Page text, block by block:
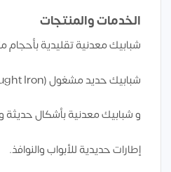
الخدمات والمنتجات
شبابيك معدنية تقليدية بأحجام
شبابيك حديد مشغول (Decorative Wrought Iron).
و شبابيك معدنية بأشكال حديثة
إطارات حديدية للأبواب والنوافذ.